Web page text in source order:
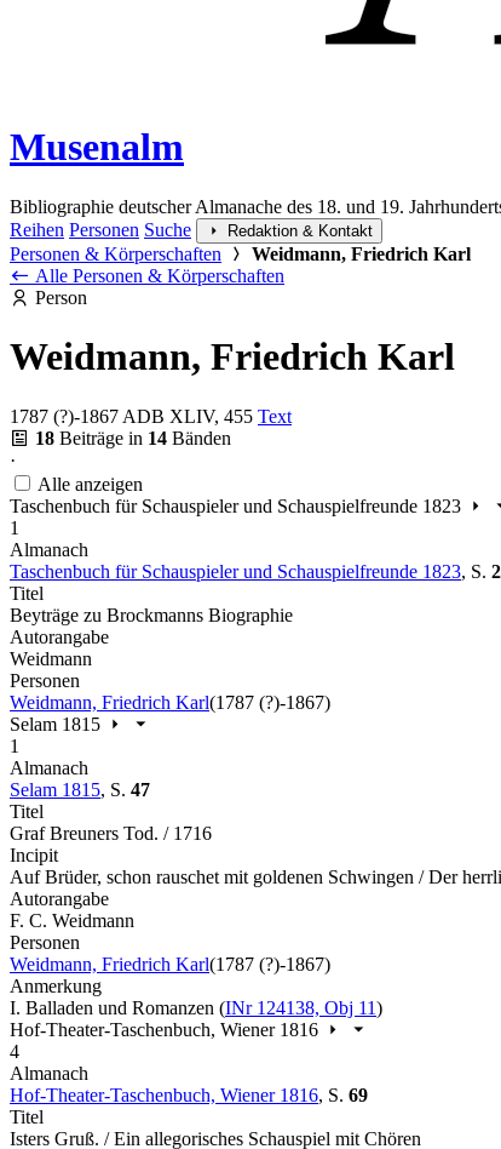
Musenalm
Bibliographie deutscher Almanache des 18. und 19.
Reihen Personen Suche Redaktion & Kontakt
Personen & Körperschaften
Weidmann, Friedrich Karl
Alle Personen & Körperschaften
Person
Weidmann, Friedrich Karl
1787 (?)-1867 ADB XLIV, 455 Text
18 Beiträge in 14 Bänden
·
Alle anzeigen
Taschenbuch für Schauspieler und Schauspielfreunde 1823
1
Almanach
Taschenbuch für Schauspieler und Schauspielfreunde 1823, S.
Titel
Beyträge zu Brockmanns Biographie
Autorangabe
Weidmann
Personen
Weidmann, Friedrich Karl(1787 (?)-1867)
Selam 1815
1
Almanach
Selam 1815, S. 47
Titel
Graf Breuners Tod. / 1716
Incipit
Auf Brüder, schon rauschet mit goldenen Schwingen / Der
Autorangabe
F. C. Weidmann
Personen
Weidmann, Friedrich Karl(1787 (?)-1867)
Anmerkung
I. Balladen und Romanzen (INr 124138, Obj 11)
Hof-Theater-Taschenbuch, Wiener 1816
4
Almanach
Hof-Theater-Taschenbuch, Wiener 1816, S. 69
Titel
Isters Gruß. / Ein allegorisches Schauspiel mit Chören